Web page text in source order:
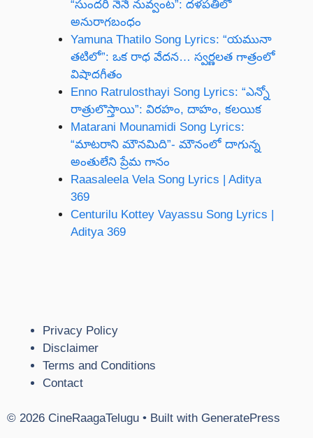
“సుందరి నెనే నువ్వంట”: దళపతిలో
అనురాగబంధం
Yamuna Thatilo Song Lyrics: “యమునా
తటిలో”: ఒక రాధ వేదన… స్వర్ణలత గాత్రంలో
విషాదగీతం
Enno Ratrulosthayi Song Lyrics: “ఎన్నో
రాత్రులొస్తాయి”: విరహం, దాహం, కలయిక
Matarani Mounamidi Song Lyrics:
“మాటరాని మౌనమిది”- మౌనంలో దాగున్న
అంతులేని ప్రేమ గానం
Raasaleela Vela Song Lyrics | Aditya
369
Centurilu Kottey Vayassu Song Lyrics |
Aditya 369
Privacy Policy
Disclaimer
Terms and Conditions
Contact
© 2026 CineRaagaTelugu • Built with GeneratePress